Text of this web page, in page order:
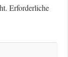
Erforderliche